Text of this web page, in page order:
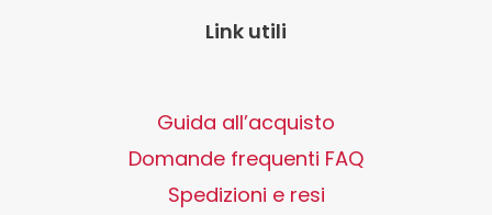
Link utili
Guida all’acquisto
Domande frequenti FAQ
Spedizioni e resi